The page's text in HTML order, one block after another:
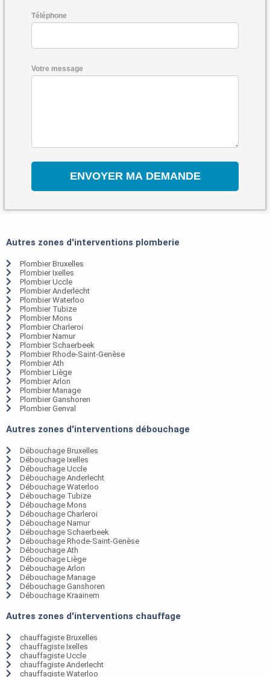
Téléphone
Votre message
Autres zones d'interventions plomberie
Plombier Bruxelles
Plombier Ixelles
Plombier Uccle
Plombier Anderlecht
Plombier Waterloo
Plombier Tubize
Plombier Mons
Plombier Charleroi
Plombier Namur
Plombier Schaerbeek
Plombier Rhode-Saint-Genèse
Plombier Ath
Plombier Liège
Plombier Arlon
Plombier Manage
Plombier Ganshoren
Plombier Genval
Autres zones d'interventions débouchage
Débouchage Bruxelles
Débouchage Ixelles
Débouchage Uccle
Débouchage Anderlecht
Débouchage Waterloo
Débouchage Tubize
Débouchage Mons
Débouchage Charleroi
Débouchage Namur
Débouchage Schaerbeek
Débouchage Rhode-Saint-Genèse
Débouchage Ath
Débouchage Liège
Débouchage Arlon
Débouchage Manage
Débouchage Ganshoren
Débouchage Kraainem
Autres zones d'interventions chauffage
chauffagiste Bruxelles
chauffagiste Ixelles
chauffagiste Uccle
chauffagiste Anderlecht
chauffagiste Waterloo